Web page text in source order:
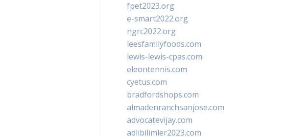
fpet2023.org
e-smart2022.org
ngrc2022.org
leesfamilyfoods.com
lewis-lewis-cpas.com
eleontennis.com
cyetus.com
bradfordshops.com
almadenranchsanjose.com
advocatevijay.com
adlibilimler2023.com